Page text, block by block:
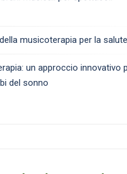
musicoterapia per la
un approccio innovativo
del sonno